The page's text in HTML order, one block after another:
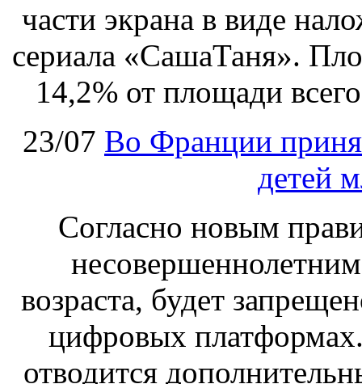
части экрана в виде
сериала «СашаТаня».
14,2% от площади
23/07 Во Франции
детей
Согласно новым
возраста, будет
цифровых
отводится